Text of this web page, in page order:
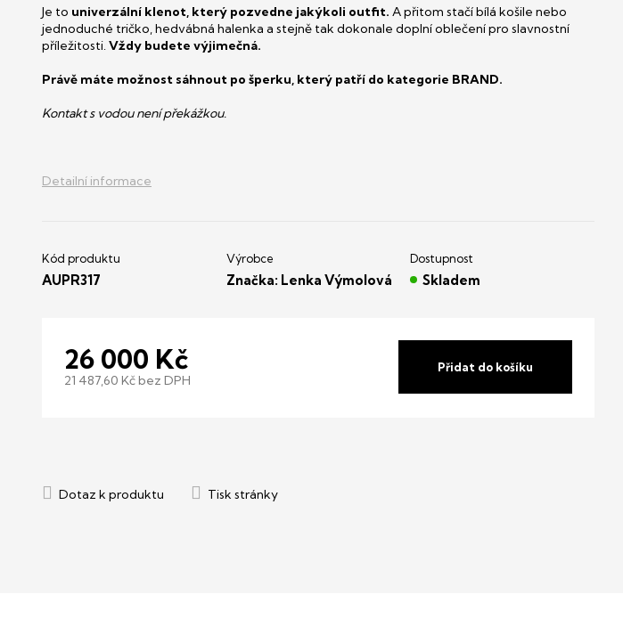
26 000 Kč
21 487,60 Kč bez DPH
Přidat do košíku
Je to univerzální klenot, který pozvedne jakýkoli outfit. A přitom stačí bílá košile nebo
jednoduché tričko, hedvábná halenka a stejně tak dokonale doplní oblečení pro slavnostní
příležitosti.Vždy budete výjimečná.
Právě máte možnost sáhnout po šperku, který patří do kategorie BRAND.
Kontakt s vodou není překážkou.
Detailní informace
AUPR317 Značka: Lenka Výmolová Skladem